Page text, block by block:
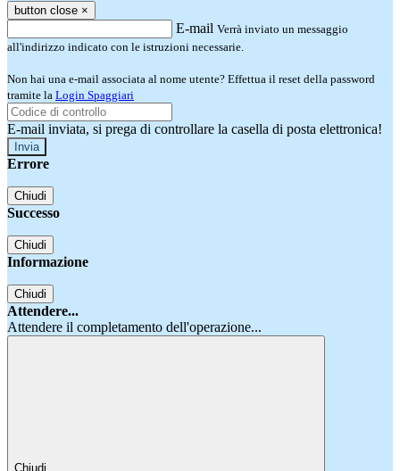
button close ×
E-mail Verrà inviato un messaggio
all'indirizzo indicato con le istruzioni necessarie.
Non hai una e-mail associata al nome utente? Effettua il reset della password
tramite la Login Spaggiari
E-mail inviata, si prega di controllare la casella di posta elettronica!
Errore
Chiudi
Successo
Chiudi
Informazione
Chiudi
Attendere...
Attendere il completamento dell'operazione...
Chiudi